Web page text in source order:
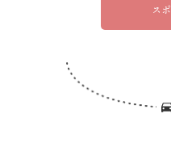
ス